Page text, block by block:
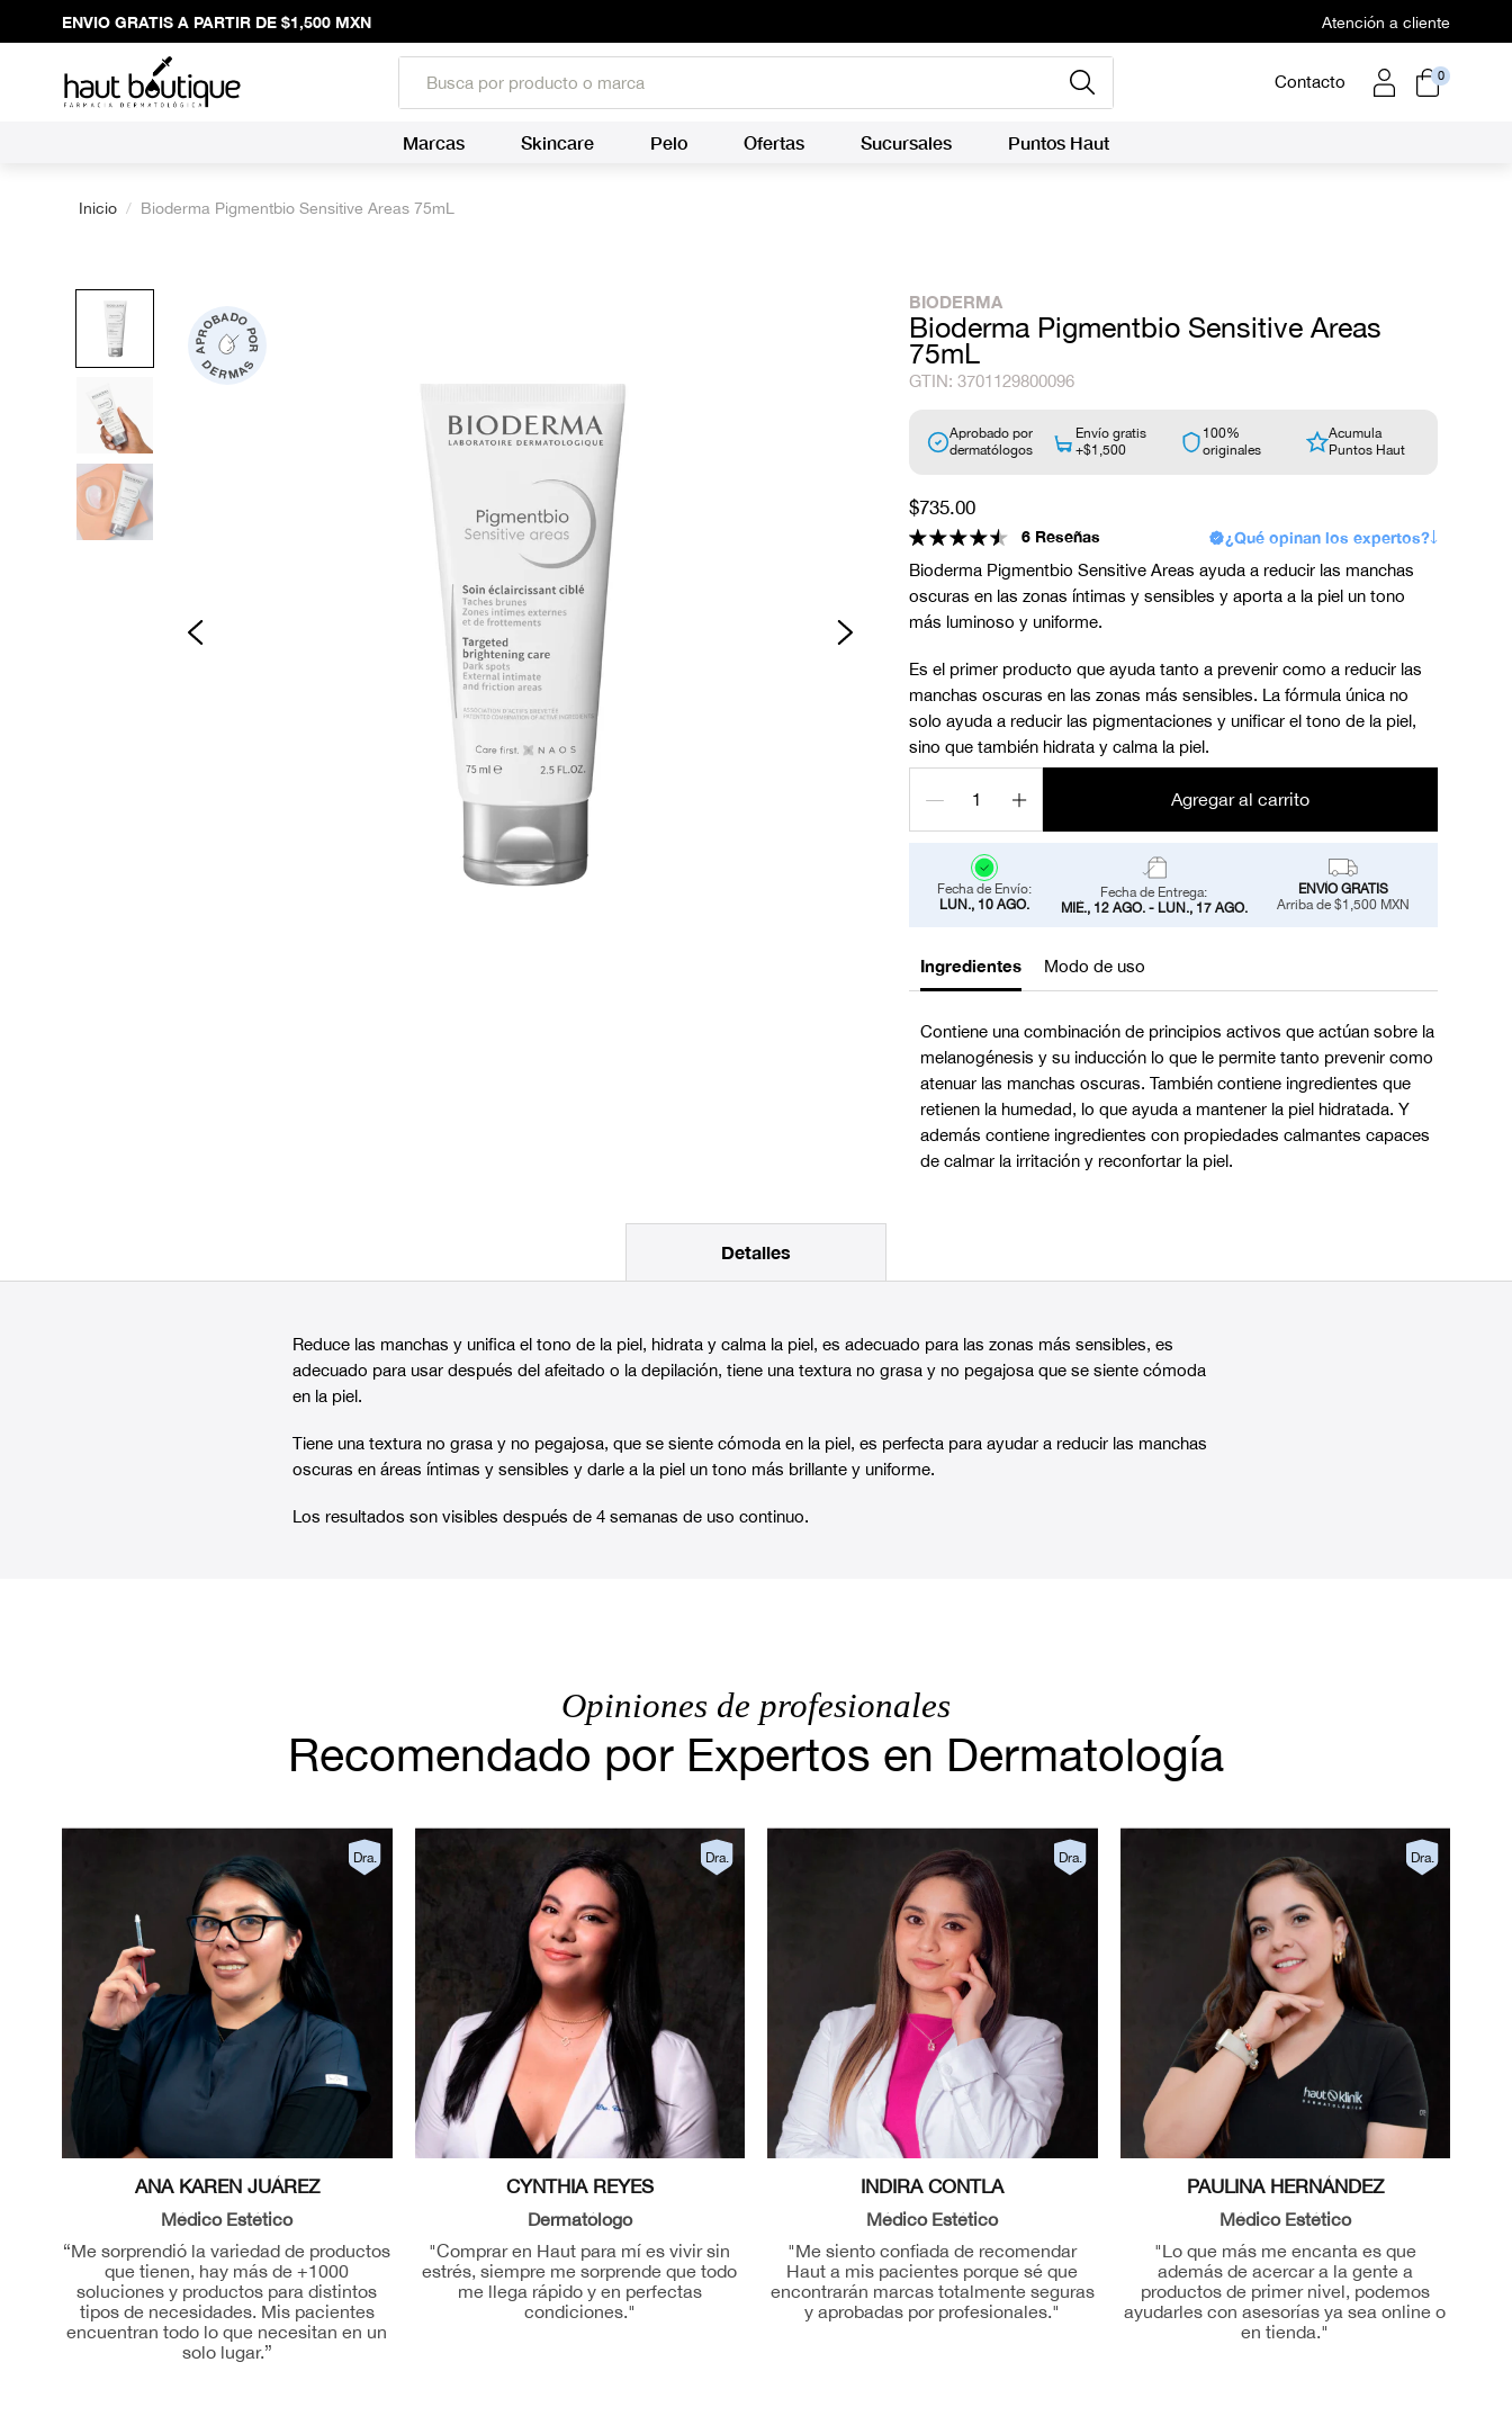
ENVIO GRATIS A PARTIR DE $1,500 MXN Atención a cliente
Contacto 0
Marcas Skincare Pelo Ofertas Sucursales Puntos Haut
Inicio / Bioderma Pigmentbio Sensitive Areas 75mL
BIODERMA
Bioderma Pigmentbio Sensitive Areas
75mL
3701129800096
Aprobado por
dermatólogos
Envío gratis
+$1,500
100%
originales
Acumula
Puntos Haut
Precio
habitual
$735.00
6 Reseñas
¿Qué opinan los expertos?
Bioderma Pigmentbio Sensitive Areas ayuda a reducir las manchas
oscuras en las zonas íntimas y sensibles y aporta a la piel un tono
más luminoso y uniforme.
Es el primer producto que ayuda tanto a prevenir como a reducir las
manchas oscuras en las zonas más sensibles. La fórmula única no
solo ayuda a reducir las pigmentaciones y unificar el tono de la piel,
sino que también hidrata y calma la piel.
Agregar al carrito
Fecha de Envío:
LUN., 10 AGO.
Fecha de Entrega:
MIÉ., 12 AGO. - LUN., 17 AGO.
ENVÍO GRATIS
Arriba de $1,500 MXN
Ingredientes Modo de uso
Contiene una combinación de principios activos que actúan sobre la
melanogénesis y su inducción lo que le permite tanto prevenir como
atenuar las manchas oscuras. También contiene ingredientes que
retienen la humedad, lo que ayuda a mantener la piel hidratada. Y
además contiene ingredientes con propiedades calmantes capaces
de calmar la irritación y reconfortar la piel.
Detalles
Reduce las manchas y unifica el tono de la piel, hidrata y calma la piel, es adecuado para las zonas más sensibles, es
adecuado para usar después del afeitado o la depilación, tiene una textura no grasa y no pegajosa que se siente cómoda
en la piel.
Tiene una textura no grasa y no pegajosa, que se siente cómoda en la piel, es perfecta para ayudar a reducir las manchas
oscuras en áreas íntimas y sensibles y darle a la piel un tono más brillante y uniforme.
Los resultados son visibles después de 4 semanas de uso continuo.
Opiniones de profesionales
Recomendado por Expertos en Dermatología
Dra.
ANA KAREN JUÁREZ
Médico Estético
“Me sorprendió la variedad de productos
que tienen, hay más de +1000
soluciones y productos para distintos
tipos de necesidades. Mis pacientes
encuentran todo lo que necesitan en un
solo lugar.”
Dra.
CYNTHIA REYES
Dermatólogo
"Comprar en Haut para mí es vivir sin
estrés, siempre me sorprende que todo
me llega rápido y en perfectas
condiciones."
Dra.
INDIRA CONTLA
Médico Estético
"Me siento confiada de recomendar
Haut a mis pacientes porque sé que
encontrarán marcas totalmente seguras
y aprobadas por profesionales."
Dra.
PAULINA HERNÁNDEZ
Médico Estético
"Lo que más me encanta es que
además de acercar a la gente a
productos de primer nivel, podemos
ayudarles con asesorías ya sea online o
en tienda."